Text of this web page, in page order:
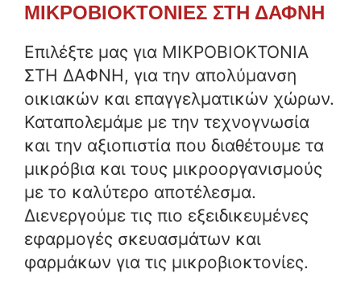
ΜΙΚΡΟΒΙΟΚΤΟΝΙΕΣ ΣΤΗ ΔΑΦΝΗ
Επιλέξτε μας για ΜΙΚΡΟΒΙΟΚΤΟΝΙΑ
ΣΤΗ ΔΑΦΝΗ, για την απολύμανση
οικιακών και επαγγελματικών χώρων.
Καταπολεμάμε με την τεχνογνωσία
και την αξιοπιστία που διαθέτουμε τα
μικρόβια και τους μικροοργανισμούς
με το καλύτερο αποτέλεσμα.
Διενεργούμε τις πιο εξειδικευμένες
εφαρμογές σκευασμάτων και
φαρμάκων για τις μικροβιοκτονίες.